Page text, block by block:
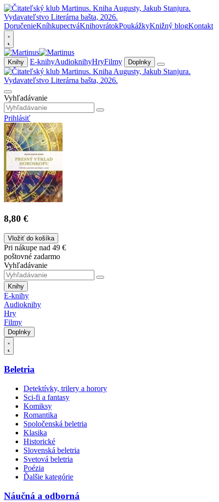
DoručenieKníhkupectváKnihovrátokPoukážkyKnižný blogKontakt
Knihy E-knihyAudioknihyHryFilmy Doplnky
Vyhľadávanie
Prihlásiť
8,80 €
Vložiť do košíka
Pri nákupe nad 49 €
poštovné zadarmo
Vyhľadávanie
Knihy
E-knihy
Audioknihy
Hry
Filmy
Doplnky
Beletria
Detektívky, trilery a horory
Sci-fi a fantasy
Komiksy
Romantika
Spoločenská beletria
Klasika
Historické
Slovenská beletria
Svetová beletria
Poézia
Ďalšie kategórie
Náučná a odborná